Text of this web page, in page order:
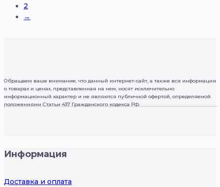
2
→
Обращаем ваше внимание, что данный интернет-сайт, а также вся информация
о товарах и ценах, представленная на нем, носят исключительно
информационный характер и не являются публичной офертой, определяемой
положениями Статьи 437 Гражданского кодекса РФ.
Информация
Доставка и оплата